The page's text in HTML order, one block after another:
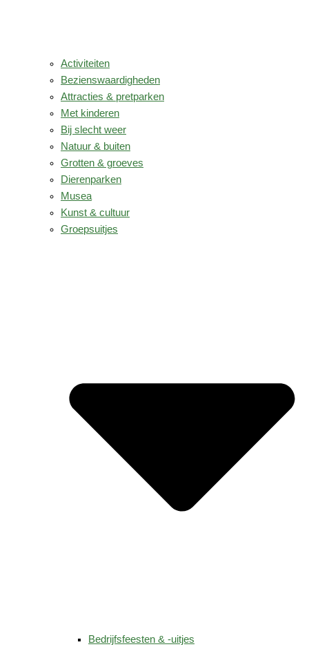
Activiteiten
Bezienswaardigheden
Attracties & pretparken
Met kinderen
Bij slecht weer
Natuur & buiten
Grotten & groeves
Dierenparken
Musea
Kunst & cultuur
Groepsuitjes
Bedrijfsfeesten & -uitjes